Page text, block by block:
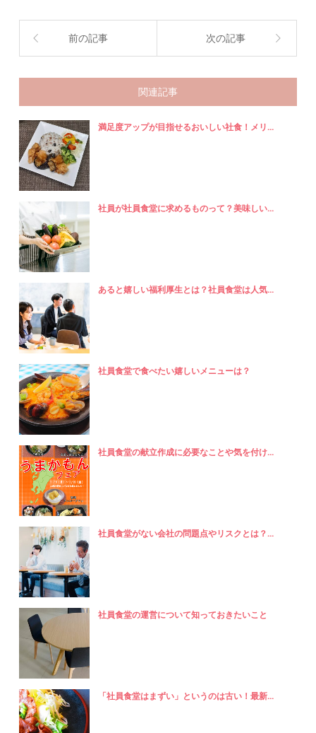
前の記事 次の記事
関連記事
満足度アップが目指せるおいしい社食！メリ...
社員が社員食堂に求めるものって？美味しい...
あると嬉しい福利厚生とは？社員食堂は人気...
社員食堂で食べたい嬉しいメニューは？
社員食堂の献立作成に必要なことや気を付け...
社員食堂がない会社の問題点やリスクとは？...
社員食堂の運営について知っておきたいこと
「社員食堂はまずい」というのは古い！最新...